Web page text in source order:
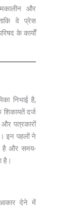
और
वे प्रेस
के कार्यों
निभाई है,
दर्ज
और पत्रकारों
इन पहलों ने
है और समय-
है।
आकार देने में